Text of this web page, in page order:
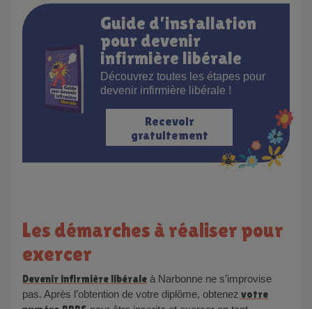
Guide d’installation
pour devenir
infirmière libérale
Découvrez toutes les étapes pour
devenir infirmière libérale !
Recevoir
gratuitement
Les démarches à réaliser pour
exercer
Devenir infirmière libérale à Narbonne ne s’improvise
pas. Après l’obtention de votre diplôme, obtenez votre